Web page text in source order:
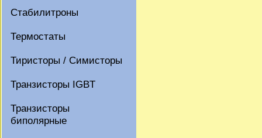
Стабилитроны
Термостаты
Тиристоры / Симисторы
Транзисторы IGBT
Транзисторы
биполярные